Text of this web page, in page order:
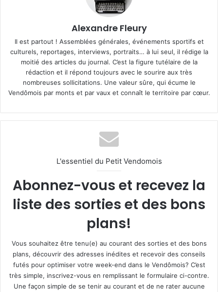
Alexandre Fleury
Il est partout ! Assemblées générales, événements sportifs et
culturels, reportages, interviews, portraits… à lui seul, il rédige la
moitié des articles du journal. C’est la figure tutélaire de la
rédaction et il répond toujours avec le sourire aux très
nombreuses sollicitations. Une valeur sûre, qui écume le
Vendômois par monts et par vaux et connaît le territoire par cœur.
L'essentiel du Petit Vendomois
Abonnez-vous et recevez la
liste des sorties et des bons
plans!
Vous souhaitez être tenu(e) au courant des sorties et des bons
plans, découvrir des adresses inédites et recevoir des conseils
futés pour optimiser votre week-end dans le Vendômois? C’est
très simple, inscrivez-vous en remplissant le formulaire ci-contre.
Une façon simple de se tenir au courant et de ne rater aucune